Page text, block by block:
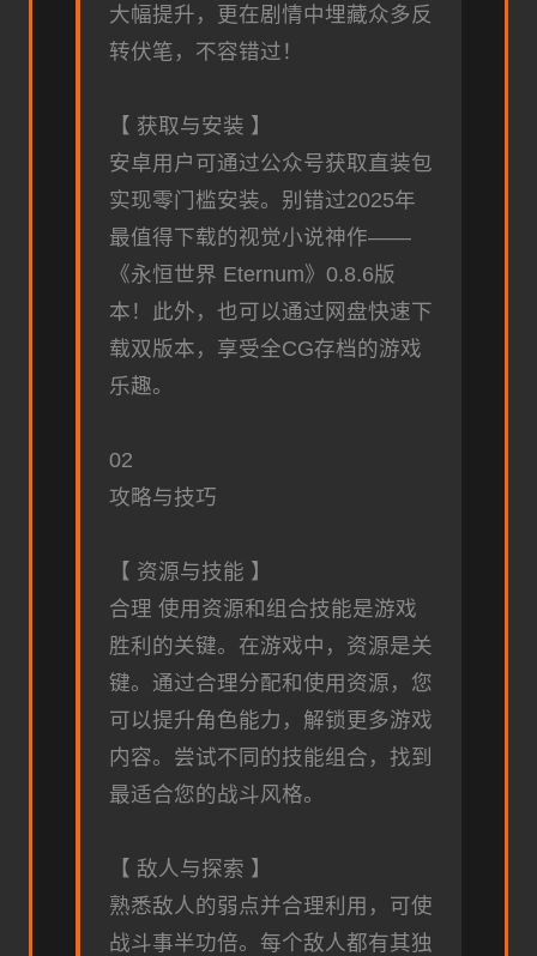
大幅提升，更在剧情中埋藏众多反
转伏笔，不容错过！
【 获取与安装 】
安卓用户可通过公众号获取直装包
实现零门槛安装。别错过2025年
最值得下载的视觉小说神作——
《永恒世界 Eternum》0.8.6版
本！此外，也可以通过网盘快速下
载双版本，享受全CG存档的游戏
乐趣。
02
攻略与技巧
【 资源与技能 】
合理 使用资源和组合技能是游戏
胜利的关键。在游戏中，资源是关
键。通过合理分配和使用资源，您
可以提升角色能力，解锁更多游戏
内容。尝试不同的技能组合，找到
最适合您的战斗风格。
【 敌人与探索 】
熟悉敌人的弱点并合理利用，可使
战斗事半功倍。每个敌人都有其独